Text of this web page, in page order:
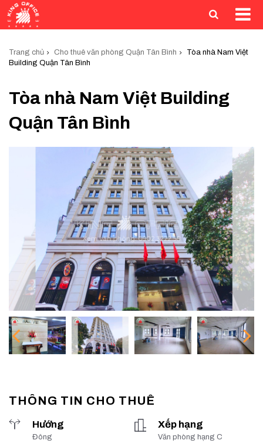
Trang chủ Cho thuê văn phòng Quận Tân Bình
Tòa nhà Nam Việt
Building Quận Tân Bình
Tòa nhà Nam Việt Building
Quận Tân Bình
THÔNG TIN CHO THUÊ
Hướng
Đông
Xếp hạng
Văn phòng hạng C